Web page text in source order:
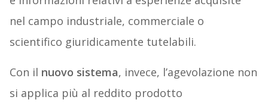
nel campo industriale, commerciale o
scientifico giuridicamente tutelabili.
Con il nuovo sistema, invece, l’agevolazione non
si applica più al reddito prodotto